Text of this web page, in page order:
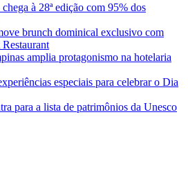
à 28ª edição com 95% dos
brunch dominical exclusivo com
amplia protagonismo na hotelaria
especiais para celebrar o Dia
para a lista de patrimônios da Unesco